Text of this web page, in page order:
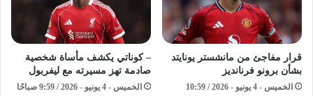
قرار مفاجئ من مانشستر يونايتد
بشأن برونو فرنانديز
الخميس - 4 يونيو - 2026 / 10:59
– كوناتي يكشف مأساة شخصية
صادمة تهز مسيرته مع ليفربول
الخميس - 4 يونيو - 2026 / 9:59 صباحًا